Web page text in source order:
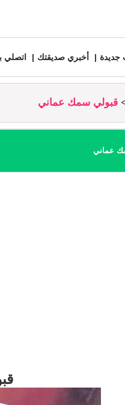
جديدة أخبري صديقتك اتصلي
قبولي سمك عماني
عماني